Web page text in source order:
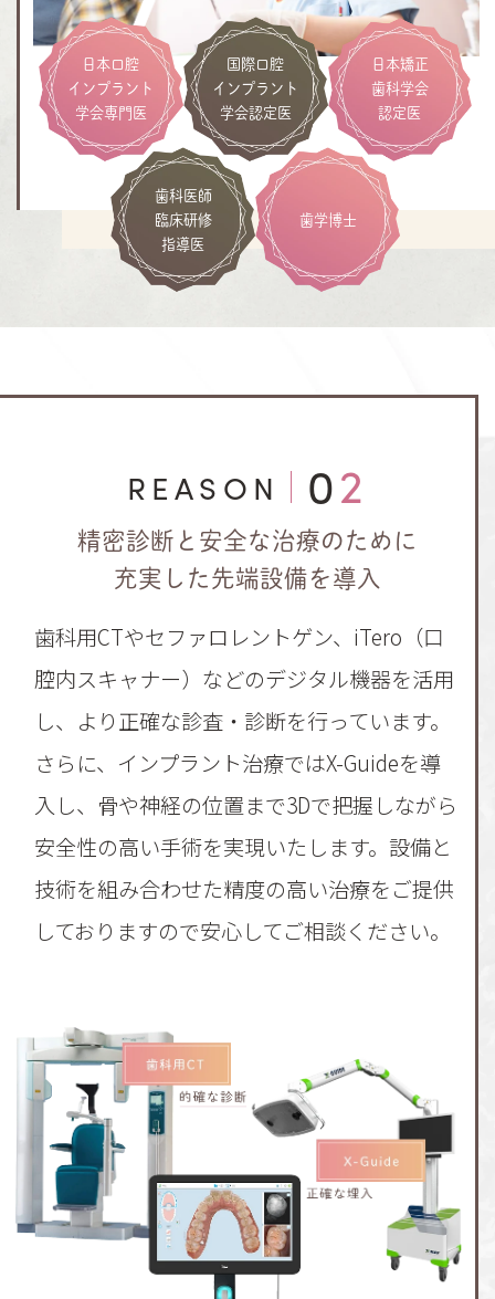
日本口腔
インプラント
学会専門医
国際口腔
インプラント
学会認定医
日本矯正
歯科学会
認定医
歯科医師
臨床研修
指導医
歯学博士
REASON 02
精密診断と安全な治療のために
充実した先端設備を導入
歯科用CTやセファロレントゲン、iTero（口
腔内スキャナー）などのデジタル機器を活用
し、より正確な診査・診断を行っています。
さらに、インプラント治療ではX-Guideを導
入し、骨や神経の位置まで3Dで把握しながら
安全性の高い手術を実現いたします。設備と
技術を組み合わせた精度の高い治療をご提供
しておりますので安心してご相談ください。